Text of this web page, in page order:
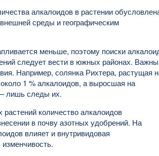
алкалоидов в растении
среды и географическим
меньше, поэтому поиски
следует вести в южных районах. Важны
Например, солянка Рихтера, растущая
1 % алкалоидов, а выросшая на
лишь следы их.
количество алкалоидов
в почву азотных удобрений. На
влияет и внутривидовая